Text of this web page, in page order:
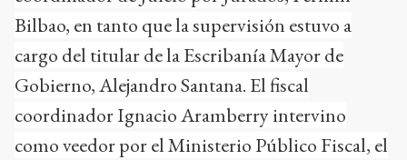
Bilbao, en tanto que la supervisión estuvo a
cargo del titular de la Escribanía Mayor de
Gobierno, Alejandro Santana. El fiscal
coordinador Ignacio Aramberry intervino
como veedor por el Ministerio Público Fiscal, el